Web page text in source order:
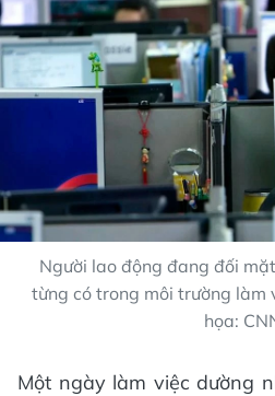
Người lao động đang đối
từng có trong môi trường làm
họa:
Một ngày làm việc dường